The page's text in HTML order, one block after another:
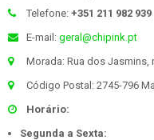
Telefone: +351 211 982 939
E-mail: geral@chipink.pt
Morada: Rua dos Jasmins,
Código Postal: 2745-796
Horário:
Segunda a Sexta: